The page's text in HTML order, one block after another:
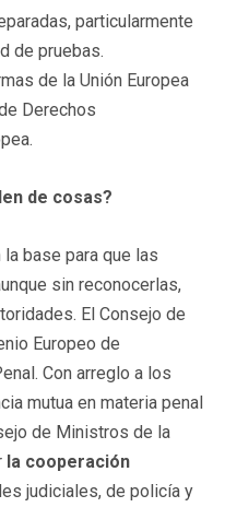
particularmente
de pruebas.
de la Unión Europea
Derechos
de cosas?
base para que las
sin reconocerlas,
El Consejo de
Europeo de
Con arreglo a los
mutua en materia penal
de Ministros de la
la cooperación
judiciales, de policía y